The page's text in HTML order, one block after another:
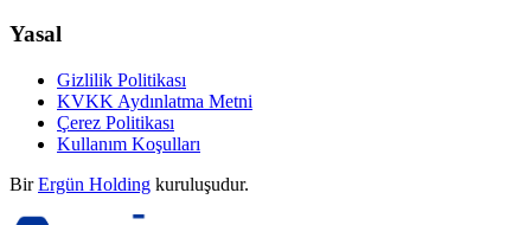
Yasal
Gizlilik Politikası
KVKK Aydınlatma Metni
Çerez Politikası
Kullanım Koşulları
Bir Ergün Holding kuruluşudur.